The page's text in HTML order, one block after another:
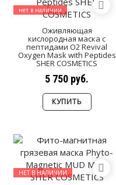
нет в наличии
Оживляющая
кислородная маска с
пептидами O2 Revival
Oxygen Mask with Peptides
SHER COSMETICS
5 750 руб.
КУПИТЬ
НЕТ В НАЛИЧИИ